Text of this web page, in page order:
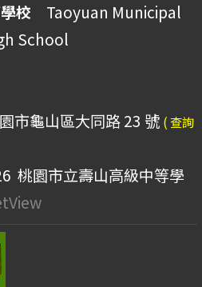
校 Taoyuan Municipal
School
市龜山區大同路 23 號 ( 查詢
桃園市立壽山高級中等學